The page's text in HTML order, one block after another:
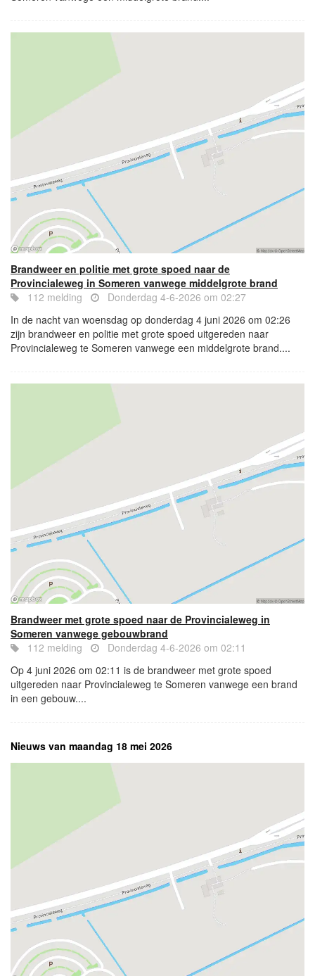
Brandweer en politie met grote spoed naar de
Provincialeweg in Someren vanwege middelgrote brand
112 melding
Donderdag 4-6-2026 om 02:27
In de nacht van woensdag op donderdag 4 juni 2026 om 02:26
zijn brandweer en politie met grote spoed uitgereden naar
Provincialeweg te Someren vanwege een middelgrote brand....
Brandweer met grote spoed naar de Provincialeweg in
Someren vanwege gebouwbrand
112 melding
Donderdag 4-6-2026 om 02:11
Op 4 juni 2026 om 02:11 is de brandweer met grote spoed
uitgereden naar Provincialeweg te Someren vanwege een brand
in een gebouw....
Nieuws van maandag 18 mei 2026